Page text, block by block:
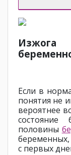
Если в
понятия не
вероятнее
половины
с первых